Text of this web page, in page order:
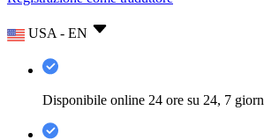
USA - EN
Disponibile online 24 ore su 24, 7